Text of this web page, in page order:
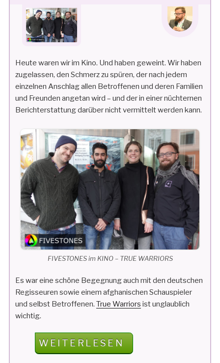
Heute waren wir im Kino. Und haben geweint. Wir haben
zugelassen, den Schmerz zu spüren, der nach jedem
einzelnen Anschlag allen Betroffenen und deren Familien
und Freunden angetan wird – und der in einer nüchternen
Berichterstattung darüber nicht vermittelt werden kann.
FIVESTONES im KINO – TRUE WARRIORS
Es war eine schöne Begegnung auch mit den deutschen
Regisseuren sowie einem afghanischen Schauspieler
und selbst Betroffenen. True Warriors ist unglaublich
wichtig.
„FIVESTONES
IM
WEITERLESEN